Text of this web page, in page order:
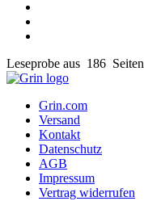
Leseprobe aus 186 Seiten
Grin.com
Versand
Kontakt
Datenschutz
AGB
Impressum
Vertrag widerrufen